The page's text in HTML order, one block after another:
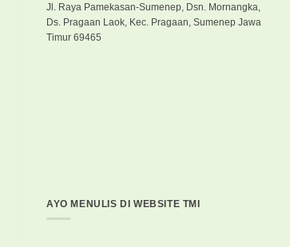
Jl. Raya Pamekasan-Sumenep, Dsn. Mornangka,
Ds. Pragaan Laok, Kec. Pragaan, Sumenep Jawa
Timur 69465
AYO MENULIS DI WEBSITE TMI